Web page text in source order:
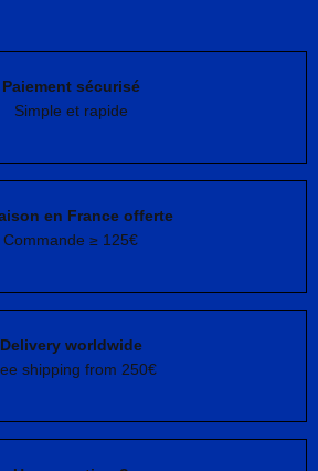
Paiement sécurisé
Simple et rapide
en France offerte
Commande ≥ 125€
Delivery worldwide
shipping from 250€